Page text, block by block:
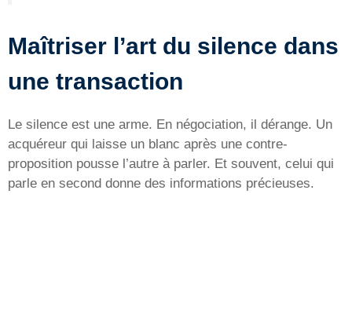
Maîtriser l’art du silence dans
une transaction
Le silence est une arme. En négociation, il dérange. Un
acquéreur qui laisse un blanc après une contre-
proposition pousse l’autre à parler. Et souvent, celui qui
parle en second donne des informations précieuses.